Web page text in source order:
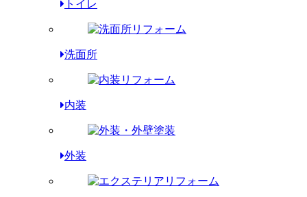
トイレ
洗面所
内装
外装